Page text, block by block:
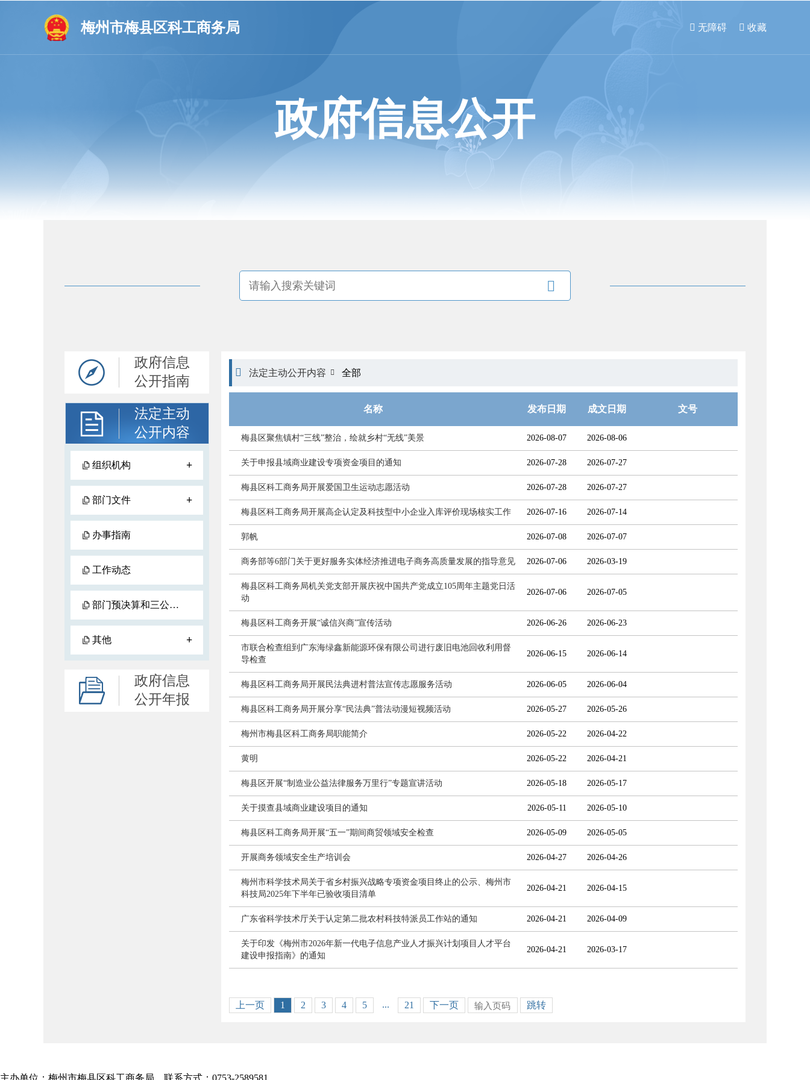
梅州市梅县区科工商务局  无障碍  收藏
政府信息公开

政府信息
公开指南
法定主动
公开内容
组织机构 +
部门文件 +
办事指南
工作动态
部门预决算和三公经费预决算
其他 +
政府信息
公开年报
 法定主动公开内容  全部
名称 发布日期 成文日期 文号
梅县区聚焦镇村“三线”整治，绘就乡村“无线”美景 2026-08-07 2026-08-06
关于申报县域商业建设专项资金项目的通知 2026-07-28 2026-07-27
梅县区科工商务局开展爱国卫生运动志愿活动 2026-07-28 2026-07-27
梅县区科工商务局开展高企认定及科技型中小企业入库评价现场核实工作 2026-07-16 2026-07-14
郭帆 2026-07-08 2026-07-07
商务部等6部门关于更好服务实体经济推进电子商务高质量发展的指导意见 2026-07-06 2026-03-19
梅县区科工商务局机关党支部开展庆祝中国共产党成立105周年主题党日活
动
2026-07-06 2026-07-05
梅县区科工商务开展“诚信兴商”宣传活动 2026-06-26 2026-06-23
市联合检查组到广东海绿鑫新能源环保有限公司进行废旧电池回收利用督
导检查
2026-06-15 2026-06-14
梅县区科工商务局开展民法典进村普法宣传志愿服务活动 2026-06-05 2026-06-04
梅县区科工商务局开展分享“民法典”普法动漫短视频活动 2026-05-27 2026-05-26
梅州市梅县区科工商务局职能简介 2026-05-22 2026-04-22
黄明 2026-05-22 2026-04-21
梅县区开展“制造业公益法律服务万里行”专题宣讲活动 2026-05-18 2026-05-17
关于摸查县域商业建设项目的通知 2026-05-11 2026-05-10
梅县区科工商务局开展“五一”期间商贸领域安全检查 2026-05-09 2026-05-05
开展商务领域安全生产培训会 2026-04-27 2026-04-26
梅州市科学技术局关于省乡村振兴战略专项资金项目终止的公示、梅州市
科技局2025年下半年已验收项目清单
2026-04-21 2026-04-15
广东省科学技术厅关于认定第二批农村科技特派员工作站的通知 2026-04-21 2026-04-09
关于印发《梅州市2026年新一代电子信息产业人才振兴计划项目人才平台
建设申报指南》的通知
2026-04-21 2026-03-17
上一页 1 2 3 4 5 ... 21 下一页 跳转
主办单位：梅州市梅县区科工商务局 联系方式：0753-2589581